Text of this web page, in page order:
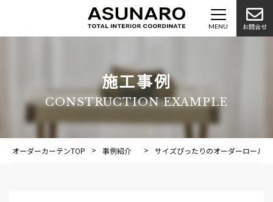
お問合せ
施工事例
CONSTRUCTION EXAMPLE
オーダーカーテンTOP 事例紹介 施工事例
サイズぴったりのオーダーロール